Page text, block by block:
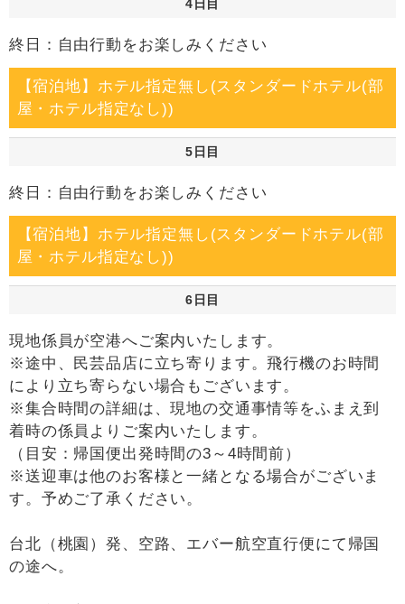
4日目
終日：自由行動をお楽しみください
【宿泊地】ホテル指定無し(スタンダードホテル(部
屋・ホテル指定なし))
5日目
終日：自由行動をお楽しみください
【宿泊地】ホテル指定無し(スタンダードホテル(部
屋・ホテル指定なし))
6日目
現地係員が空港へご案内いたします。
※途中、民芸品店に立ち寄ります。飛行機のお時間
により立ち寄らない場合もございます。
※集合時間の詳細は、現地の交通事情等をふまえ到
着時の係員よりご案内いたします。
（目安：帰国便出発時間の3～4時間前）
※送迎車は他のお客様と一緒となる場合がございま
す。予めご了承ください。
台北（桃園）発、空路、エバー航空直行便にて帰国
の途へ。